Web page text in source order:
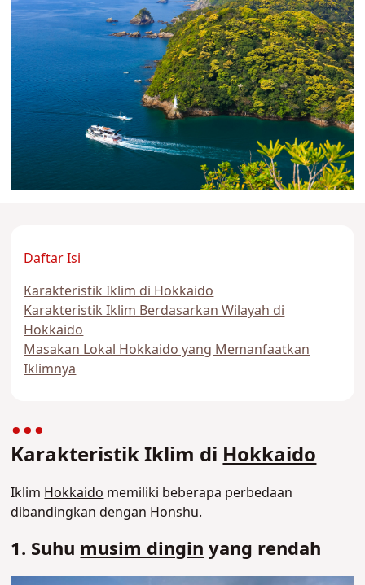
Daftar Isi
Karakteristik Iklim di Hokkaido
Karakteristik Iklim Berdasarkan Wilayah di
Hokkaido
Masakan Lokal Hokkaido yang Memanfaatkan
Iklimnya
Karakteristik Iklim diHokkaido
IklimHokkaidomemiliki beberapa perbedaan
dibandingkan dengan Honshu.
1. Suhumusim dinginyang rendah